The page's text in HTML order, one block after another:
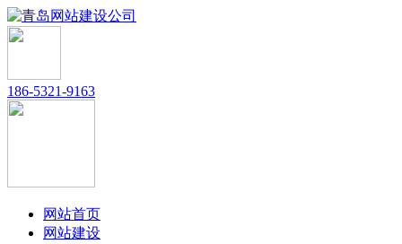
186-5321-9163
网站首页
网站建设